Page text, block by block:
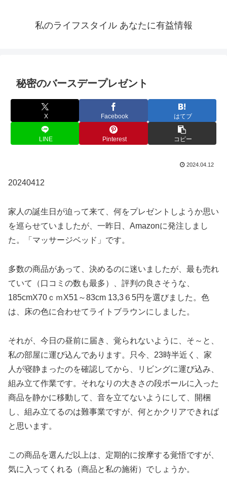
私のライフスタイル あなたに有益情報
秘密のバースデープレゼント
X Facebook はてブ
LINE Pinterest コピー
2024.04.12
20240412
家人の誕生日が迫って来て、何をプレゼントしようか思い
を巡らせていましたが、一昨日、Amazonに発注しまし
た。「マッサージベッド」です。
多数の商品があって、決めるのに迷いましたが、最も売れ
ていて（口コミの数も最多）、評判の良さそうな、
185cmX70ｃｍX51～83cm 13,3６5円を選びました。色
は、床の色に合わせてライトブラウンにしました。
それが、今日の昼前に届き、覚られないように、そ～と、
私の部屋に運び込んであります。只今、23時半近く、家
人が寝静まったのを確認してから、リビングに運び込み、
組み立て作業です。それなりの大きさの段ボールに入った
商品を静かに移動して、音を立てないようにして、開梱
し、組み立てるのは難事業ですが、何とかクリアできれば
と思います。
この商品を選んだ以上は、定期的に按摩する覚悟ですが、
気に入ってくれる（商品と私の施術）でしょうか。